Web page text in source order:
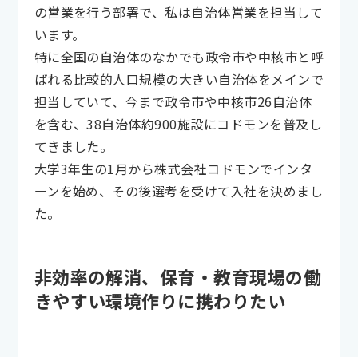
の営業を行う部署で、私は自治体営業を担当して
います。
特に全国の自治体のなかでも政令市や中核市と呼
ばれる比較的人口規模の大きい自治体をメインで
担当していて、今まで政令市や中核市26自治体
を含む、38自治体約900施設にコドモンを普及し
てきました。
大学3年生の1月から株式会社コドモンでインタ
ーンを始め、その後選考を受けて入社を決めまし
た。
非効率の解消、保育・教育現場の働
きやすい環境作りに携わりたい